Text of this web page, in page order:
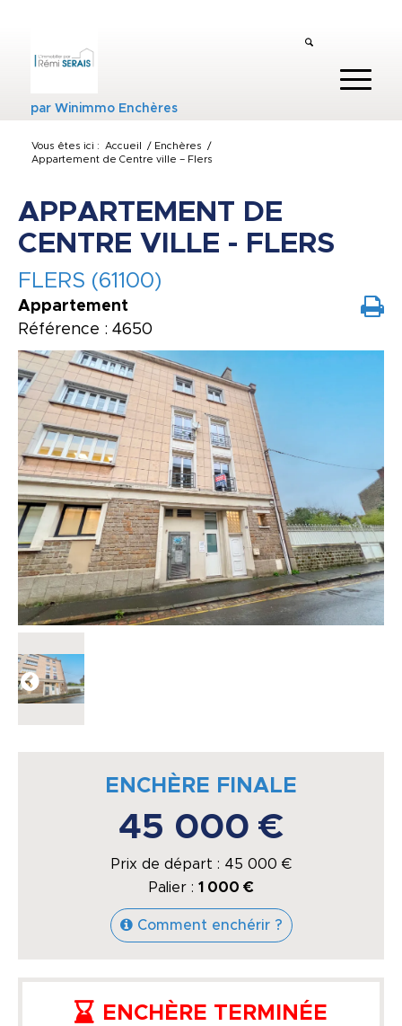
parWinimmo Enchères
Vous êtes ici : Accueil / Enchères
/
Appartement de Centre ville – Flers
APPARTEMENT DE
CENTRE VILLE - FLERS
FLERS (61100)
Appartement
Référence : 4650
ENCHÈRE FINALE
45 000 €
Prix de départ : 45 000 €
Palier : 1 000 €
Comment enchérir ?
ENCHÈRE TERMINÉE